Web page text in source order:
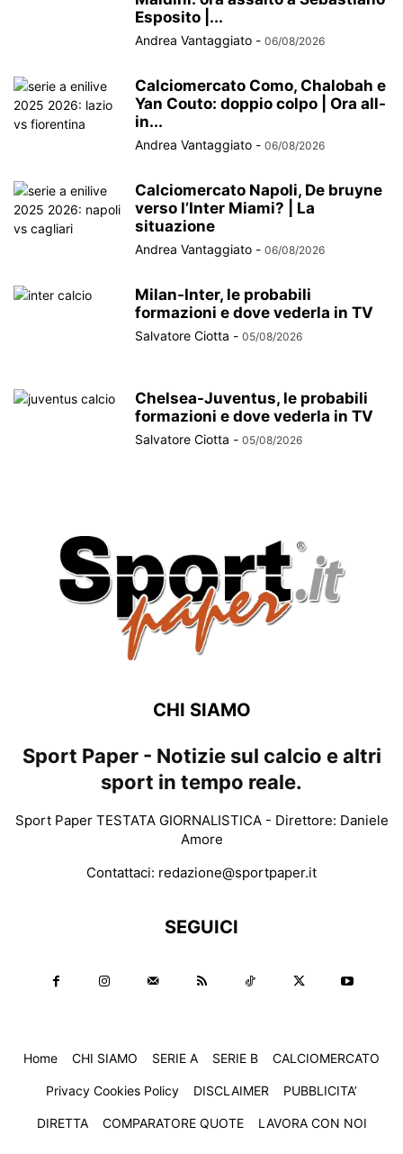
Esposito |...
Andrea Vantaggiato - 06/08/2026
Calciomercato Como, Chalobah e
Yan Couto: doppio colpo | Ora all-
in...
Andrea Vantaggiato - 06/08/2026
Calciomercato Napoli, De bruyne
verso l’Inter Miami? | La
situazione
Andrea Vantaggiato - 06/08/2026
Milan-Inter, le probabili
formazioni e dove vederla in TV
Salvatore Ciotta - 05/08/2026
Chelsea-Juventus, le probabili
formazioni e dove vederla in TV
Salvatore Ciotta - 05/08/2026
CHI SIAMO
Sport Paper - Notizie sul calcio e altri
sport in tempo reale.
Sport Paper TESTATA GIORNALISTICA - Direttore: Daniele
Amore
Contattaci: redazione@sportpaper.it
SEGUICI
Home CHI SIAMO SERIE A SERIE B CALCIOMERCATO
Privacy Cookies Policy DISCLAIMER PUBBLICITA’
DIRETTA COMPARATORE QUOTE LAVORA CON NOI